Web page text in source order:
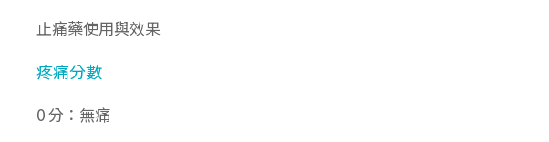
止痛藥使用與效果
疼痛分數
0分：無痛